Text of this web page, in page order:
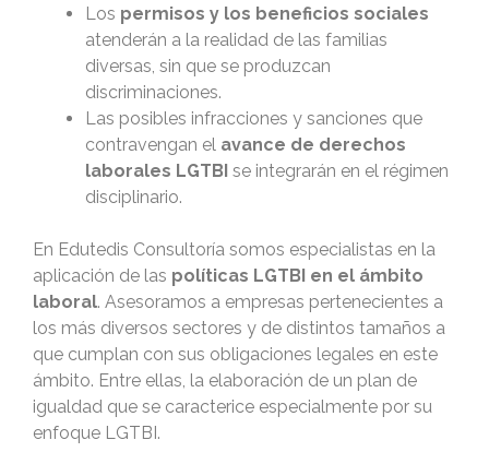
Los permisos y los beneficios sociales
atenderán a la realidad de las familias
diversas, sin que se produzcan
discriminaciones.
Las posibles infracciones y sanciones que
contravengan el avance de derechos
laborales LGTBI se integrarán en el régimen
disciplinario.
En Edutedis Consultoría somos especialistas en la
aplicación de las políticas LGTBI en el ámbito
laboral. Asesoramos a empresas pertenecientes a
los más diversos sectores y de distintos tamaños a
que cumplan con sus obligaciones legales en este
ámbito. Entre ellas, la elaboración de un plan de
igualdad que se caracterice especialmente por su
enfoque LGTBI.